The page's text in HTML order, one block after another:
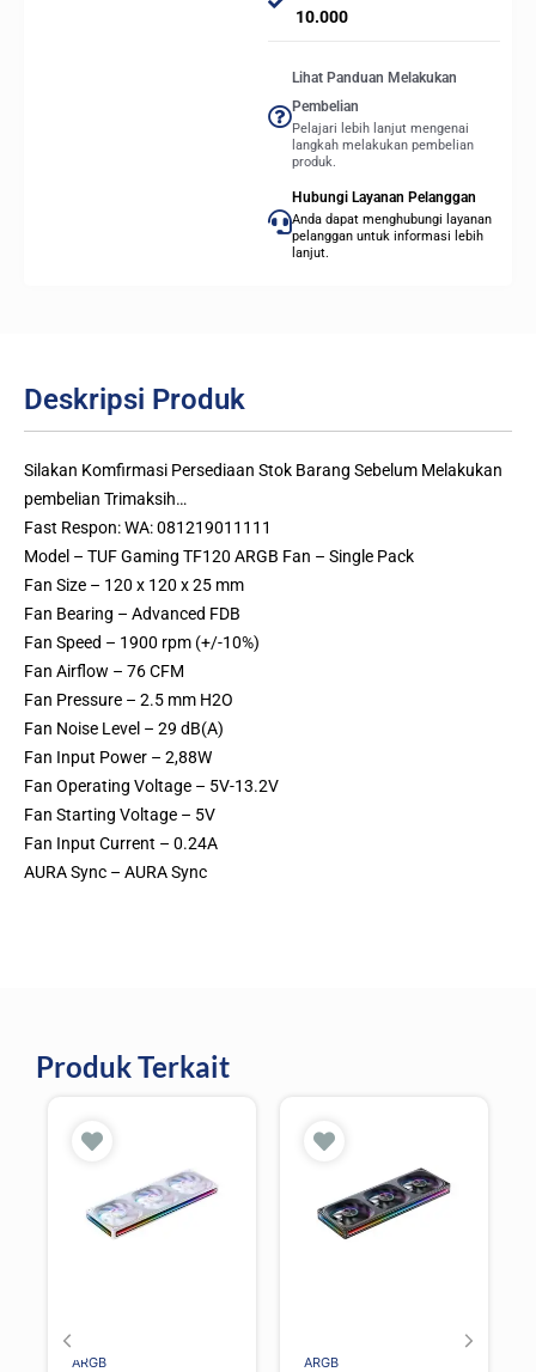
10.000
Lihat Panduan Melakukan
Pembelian
Pelajari lebih lanjut mengenai
langkah melakukan pembelian
produk.
Hubungi Layanan Pelanggan
Anda dapat menghubungi layanan
pelanggan untuk informasi lebih
lanjut.
Deskripsi Produk
Silakan Komfirmasi Persediaan Stok Barang Sebelum Melakukan
pembelian Trimaksih…
Fast Respon: WA: 081219011111
Model – TUF Gaming TF120 ARGB Fan – Single Pack
Fan Size – 120 x 120 x 25 mm
Fan Bearing – Advanced FDB
Fan Speed – 1900 rpm (+/-10%)
Fan Airflow – 76 CFM
Fan Pressure – 2.5 mm H2O
Fan Noise Level – 29 dB(A)
Fan Input Power – 2,88W
Fan Operating Voltage – 5V-13.2V
Fan Starting Voltage – 5V
Fan Input Current – 0.24A
AURA Sync – AURA Sync
Produk Terkait
ARGB ARGB